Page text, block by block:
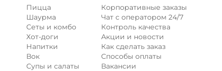
19 ₽
+ Лук карамелизированный (10
Пицца
Шаурма
Сеты и комбо
Хот-доги
Напитки
Вок
Супы и салаты
Корпоративные заказы
Чат с оператором 24/7
Контроль качества
Акции и новости
Как сделать заказ
Способы оплаты
Вакансии